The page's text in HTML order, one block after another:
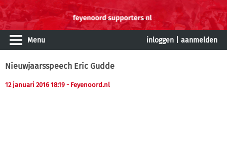
Menu inloggen aanmelden
Nieuwjaarsspeech Eric Gudde
12 januari 2016 18:19 - Feyenoord.nl